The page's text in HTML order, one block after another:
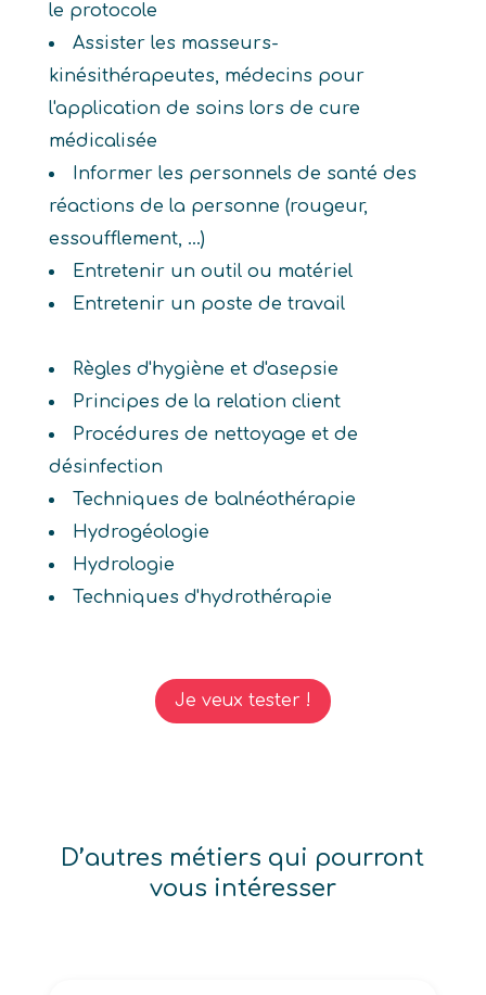
le protocole
Assister les masseurs-
kinésithérapeutes, médecins pour
l'application de soins lors de cure
médicalisée
Informer les personnels de santé des
réactions de la personne (rougeur,
essoufflement, ...)
Entretenir un outil ou matériel
Entretenir un poste de travail
Règles d'hygiène et d'asepsie
Principes de la relation client
Procédures de nettoyage et de
désinfection
Techniques de balnéothérapie
Hydrogéologie
Hydrologie
Techniques d'hydrothérapie
Je veux tester !
D’autres métiers qui pourront
vous intéresser